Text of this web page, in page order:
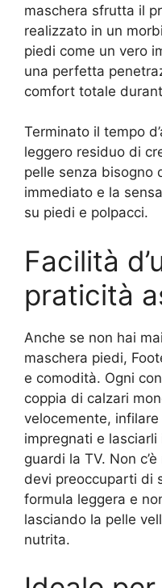
maschera sfrutta il
realizzato in un
piedi come un vero
una perfetta
comfort totale
Terminato il tempo
leggero residuo di
pelle senza bisogno
immediato e la
su piedi e polpacci.
Facilità
praticità
Anche se non hai
maschera piedi,
e comodità. Ogni
coppia di calzari
velocemente,
impregnati e
guardi la TV. Non
devi preoccuparti di
formula leggera e
lasciando la pelle
nutrita.